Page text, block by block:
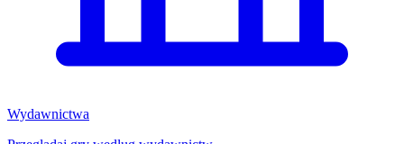
Wydawnictwa